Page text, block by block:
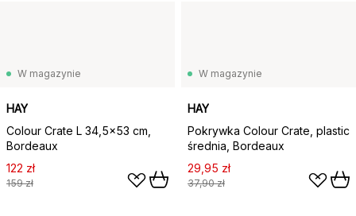
W magazynie
HAY
Colour Crate L 34,5x53 cm,
Bordeaux
122 zł
159 zł
W magazynie
HAY
Pokrywka Colour Crate, plastic
średnia, Bordeaux
29,95 zł
37,90 zł